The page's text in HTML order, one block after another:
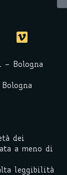
– Bologna
dei
a meno di
leggibilità